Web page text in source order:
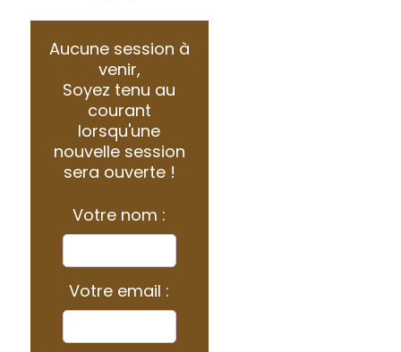
Aucune session à
venir,
Soyez tenu au
courant
lorsqu'une
nouvelle session
sera ouverte !
Votre nom :
Votre email :